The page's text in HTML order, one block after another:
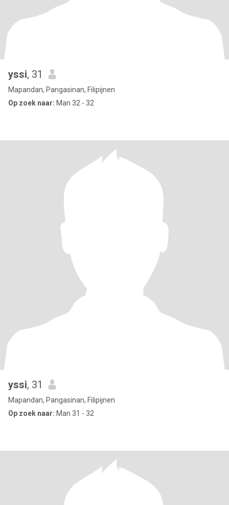
yssi, 31
Mapandan, Pangasinan, Filipijnen
Op zoek naar: Man 32 - 32
yssi, 31
Mapandan, Pangasinan, Filipijnen
Op zoek naar: Man 31 - 32